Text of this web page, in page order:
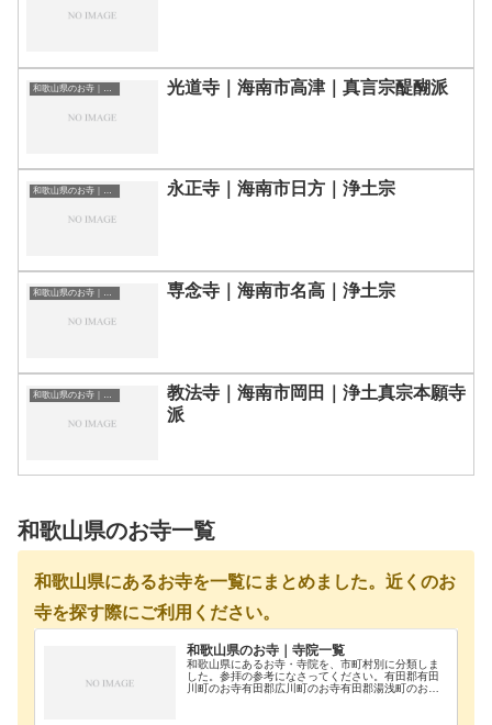
和歌山県のお寺｜寺院一覧 光道寺｜海南市高津｜真言宗醍醐派
和歌山県のお寺｜寺院一覧 永正寺｜海南市日方｜浄土宗
和歌山県のお寺｜寺院一覧 専念寺｜海南市名高｜浄土宗
和歌山県のお寺｜寺院一覧
教法寺｜海南市岡田｜浄土真宗本願寺
派
和歌山県のお寺一覧
和歌山県にあるお寺を一覧にまとめました。近くのお
寺を探す際にご利用ください。
和歌山県のお寺｜寺院一覧
和歌山県にあるお寺・寺院を、市町村別に分類しま
した。参拝の参考になさってください。有田郡有田
川町のお寺有田郡広川町のお寺有田郡湯浅町のお寺